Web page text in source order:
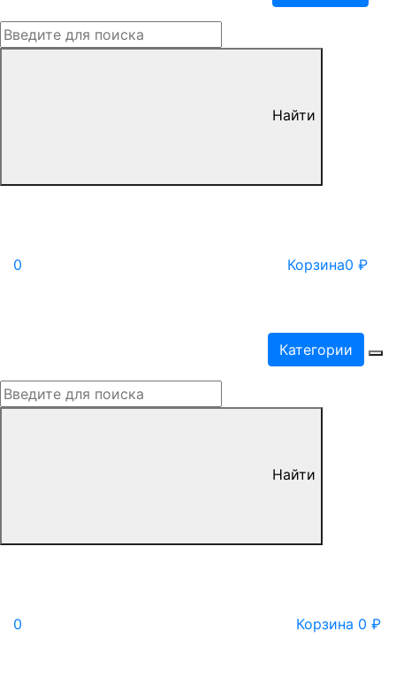
Найти
0 Корзина0 ₽
Категории
Найти
0 Корзина 0 ₽